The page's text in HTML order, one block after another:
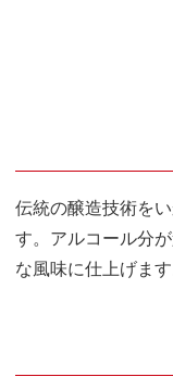
伝統の醸造技術を
す。アルコール分
な風味に仕上げます